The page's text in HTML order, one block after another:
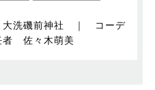
大洗磯前神社 ｜ コーデ
者 佐々木萌美